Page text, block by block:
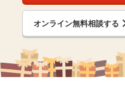
オンライン無料相談する